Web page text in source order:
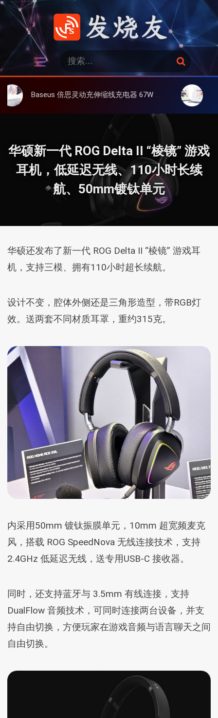
跳
发烧友
：
搜
索
Baseus 倍思灵动充伸缩线充电器 67W 3C，超耐用可伸缩线、氮化镓、3C多设备同时充 大上 Paperlike
华硕新一代 ROG Delta II “棱镜” 游戏
耳机，低延迟无线、110小时长续
航、50mm镀钛单元
华硕还发布了新一代 ROG Delta II “棱镜” 游戏耳
机，支持三模、拥有110小时超长续航。
设计不变，腔体外侧还是三角形造型，带RGB灯
效。送两套不同材质耳罩，重约315克。
内采用50mm 镀钛振膜单元，10mm 超宽频麦克
风，搭载 ROG SpeedNova 无线连接技术，支持
2.4GHz 低延迟无线，送专用USB-C 接收器。
同时，还支持蓝牙与 3.5mm 有线连接，支持
DualFlow 音频技术，可同时连接两台设备，并支
持自由切换，方便玩家在游戏音频与语言聊天之间
自由切换。